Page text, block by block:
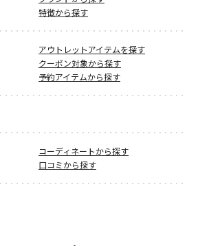
特徴から探す
アウトレットアイテムを探す
クーポン対象から探す
予約アイテムから探す
コーディネートから探す
口コミから探す